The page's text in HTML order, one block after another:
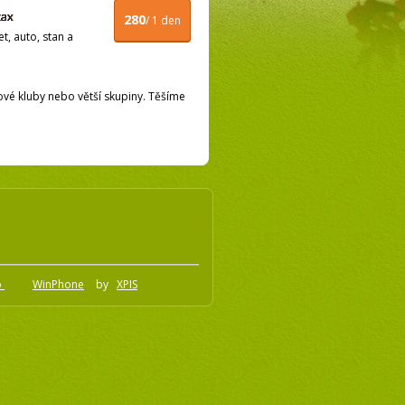
280/ 1 den
auto, stan a
kluby nebo větší skupiny. Těšíme
WinPhone by XPIS